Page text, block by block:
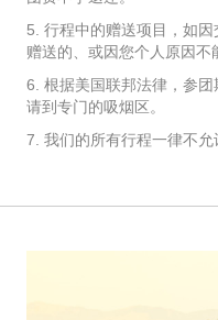
5. 行程中的赠送项目，如
赠送的、或因您个人原因不
6. 根据美国联邦法律，参团
请到专门的吸烟区。
7. 我们的所有行程一律不允